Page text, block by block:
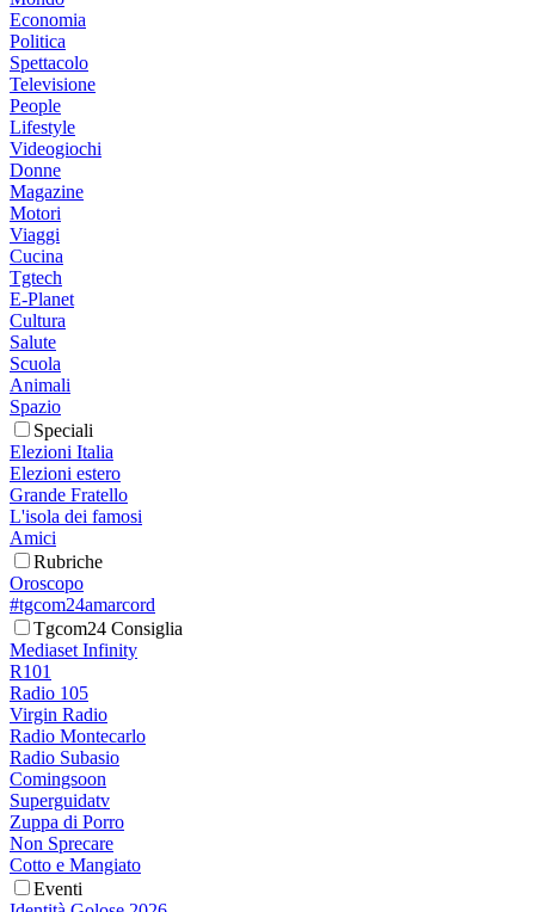
Economia
Politica
Spettacolo
Televisione
People
Lifestyle
Videogiochi
Donne
Magazine
Motori
Viaggi
Cucina
Tgtech
E-Planet
Cultura
Salute
Scuola
Animali
Spazio
Speciali
Elezioni Italia
Elezioni estero
Grande Fratello
L'isola dei famosi
Amici
Rubriche
Oroscopo
#tgcom24amarcord
Tgcom24 Consiglia
Mediaset Infinity
R101
Radio 105
Virgin Radio
Radio Montecarlo
Radio Subasio
Comingsoon
Superguidatv
Zuppa di Porro
Non Sprecare
Cotto e Mangiato
Eventi